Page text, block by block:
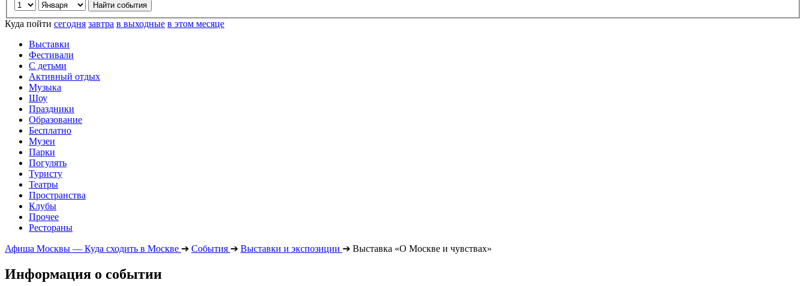
Куда пойти сегодня завтра в выходные в этом месяце
Выставки
Фестивали
С детьми
Активный отдых
Музыка
Шоу
Праздники
Образование
Бесплатно
Музеи
Парки
Погулять
Туристу
Театры
Пространства
Клубы
Прочее
Рестораны
Афиша Москвы — Куда сходить в Москве ➔ События ➔ Выставки и экспозиции ➔ Выставка «О Москве и чувствах»
Информация о событии